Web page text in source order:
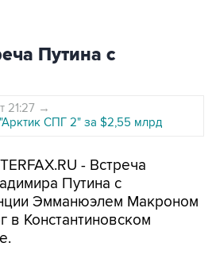
Путина с
21:27 →
"Арктик СПГ 2" за $2,55 млрд
- Встреча
Путина с
Эмманюэлем Макроном
в Константиновском